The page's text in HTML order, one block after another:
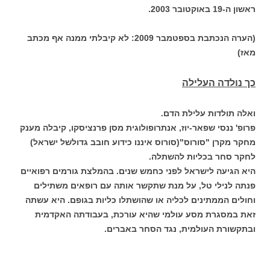
ראשון ה-19 באוקטובר 2003.
(הערה הנכתבת בספטמבר 2009: לא קיבלתי ממנה אף מכתב
מאז)
כך נולדה העלילה
ואלה תולדות עלילת הדם.
פרופ' ננסי שפאר-יוז, אנתרופולוגית מסן פרנציסקו, קיבלה מענק
מחקר מקרן "סורוס"(סורוס איננו כידוע חובב גדולשל ישראל)
לחקר סחר בכליות להשתלה.
היא הגיעה לישראל לפני כחמש שנים. בהמלצת גורמים רפואיים
פנתה לנילי טל, על מנת שתקשר אותה עם רופאים משתילים
וחולים הממתינים לכליה או שהושתלו כליות בגופם. היא עשתה
זאת במסגרת מסע עולמי שהיא עורכת, בעבודתה האקדמית
ובתקשורת העולמית, נגד הסחר באברים.